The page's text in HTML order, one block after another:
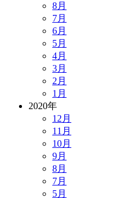
8月
7月
6月
5月
4月
3月
2月
1月
2020年
12月
11月
10月
9月
8月
7月
5月